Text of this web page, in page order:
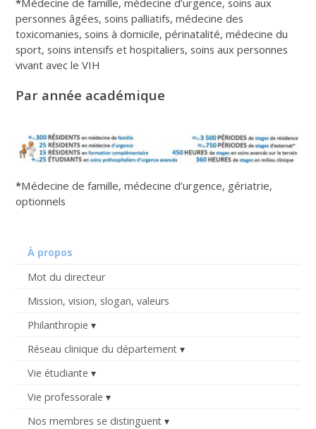
À propos
Mot du directeur
Mission, vision, slogan, valeurs
Philanthropie
Réseau clinique du département
Vie étudiante
Vie professorale
Nos membres se distinguent
*Médecine de famille, médecine d’urgence, soins aux
personnes âgées, soins palliatifs, médecine des
toxicomanies, soins à domicile, périnatalité, médecine du
sport, soins intensifs et hospitaliers, soins aux personnes
vivant avec le VIH
Par année académique
*Médecine de famille, médecine d’urgence, gériatrie,
optionnels